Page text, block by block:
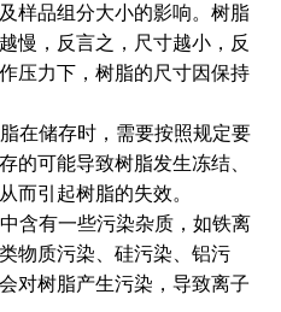
样品组分大小的影响。树脂
慢，反言之，尺寸越小，反
压力下，树脂的尺寸因保持
在储存时，需要按照规定要
的可能导致树脂发生冻结、
而引起树脂的失效。
含有一些污染杂质，如铁离
物质污染、硅污染、铝污
对树脂产生污染，导致离子